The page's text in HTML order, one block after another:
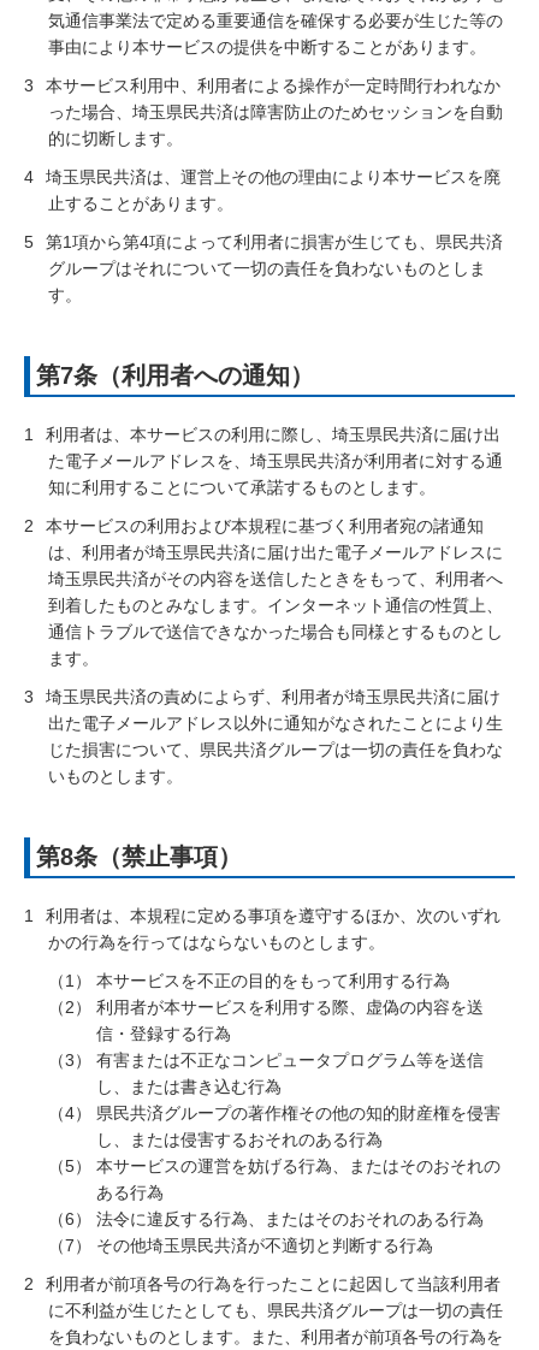
気通信事業法で定める重要通信を確保する必要が生じた等の
事由により本サービスの提供を中断することがあります。
3
本サービス利用中、利用者による操作が一定時間行われなか
った場合、埼玉県民共済は障害防止のためセッションを自動
的に切断します。
4
埼玉県民共済は、運営上その他の理由により本サービスを廃
止することがあります。
5
第1項から第4項によって利用者に損害が生じても、県民共済
グループはそれについて一切の責任を負わないものとしま
す。
第7条（利用者への通知）
1
利用者は、本サービスの利用に際し、埼玉県民共済に届け出
た電子メールアドレスを、埼玉県民共済が利用者に対する通
知に利用することについて承諾するものとします。
2
本サービスの利用および本規程に基づく利用者宛の諸通知
は、利用者が埼玉県民共済に届け出た電子メールアドレスに
埼玉県民共済がその内容を送信したときをもって、利用者へ
到着したものとみなします。インターネット通信の性質上、
通信トラブルで送信できなかった場合も同様とするものとし
ます。
3
埼玉県民共済の責めによらず、利用者が埼玉県民共済に届け
出た電子メールアドレス以外に通知がなされたことにより生
じた損害について、県民共済グループは一切の責任を負わな
いものとします。
第8条（禁止事項）
1
利用者は、本規程に定める事項を遵守するほか、次のいずれ
かの行為を行ってはならないものとします。
本サービスを不正の目的をもって利用する行為
利用者が本サービスを利用する際、虚偽の内容を送
信・登録する行為
有害または不正なコンピュータプログラム等を送信
し、または書き込む行為
県民共済グループの著作権その他の知的財産権を侵害
し、または侵害するおそれのある行為
本サービスの運営を妨げる行為、またはそのおそれの
ある行為
法令に違反する行為、またはそのおそれのある行為
その他埼玉県民共済が不適切と判断する行為
2
利用者が前項各号の行為を行ったことに起因して当該利用者
に不利益が生じたとしても、県民共済グループは一切の責任
を負わないものとします。また、利用者が前項各号の行為を